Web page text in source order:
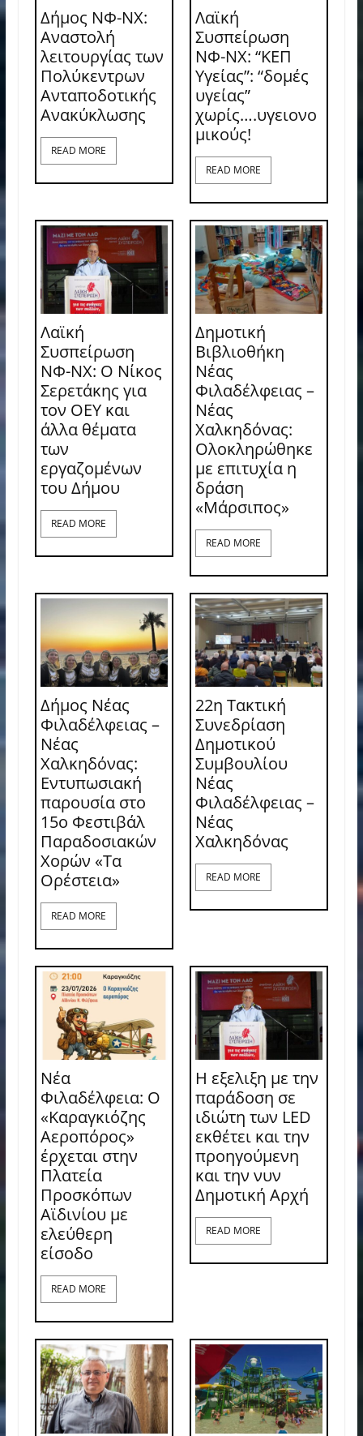
Δήμος ΝΦ-ΝΧ:
Αναστολή
λειτουργίας των
Πολύκεντρων
Ανταποδοτικής
Ανακύκλωσης
READ MORE
Λαϊκή
Συσπείρωση
ΝΦ-ΝΧ: “ΚΕΠ
Υγείας”: “δομές
υγείας”
χωρίς….υγειονο
μικούς!
READ MORE
Λαϊκή
Συσπείρωση
ΝΦ-ΝΧ: O Νίκος
Σερετάκης για
τον ΟΕΥ και
άλλα θέματα
των
εργαζομένων
του Δήμου
READ MORE
Δημοτική
Βιβλιοθήκη
Νέας
Φιλαδέλφειας –
Νέας
Χαλκηδόνας:
Ολοκληρώθηκε
με επιτυχία η
δράση
«Μάρσιπος»
READ MORE
Δήμος Νέας
Φιλαδέλφειας –
Νέας
Χαλκηδόνας:
Εντυπωσιακή
παρουσία στο
15ο Φεστιβάλ
Παραδοσιακών
Χορών «Τα
Ορέστεια»
READ MORE
22η Τακτική
Συνεδρίαση
Δημοτικού
Συμβουλίου
Νέας
Φιλαδέλφειας –
Νέας
Χαλκηδόνας
READ MORE
Νέα
Φιλαδέλφεια: Ο
«Καραγκιόζης
Αεροπόρος»
έρχεται στην
Πλατεία
Προσκόπων
Αϊδινίου με
ελεύθερη
είσοδο
READ MORE
Η εξελιξη με την
παράδοση σε
ιδιώτη των LED
εκθέτει και την
προηγούμενη
και την νυν
Δημοτική Αρχή
READ MORE